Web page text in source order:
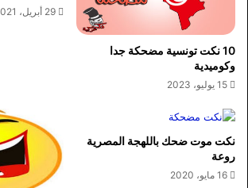
10 نكت تونسية مضحكة جدا
وكوميدية
15 يوليو، 2023
29 أبريل، 2021
نكت موت ضحك باللهجة المصرية
روعة
16 مايو، 2020